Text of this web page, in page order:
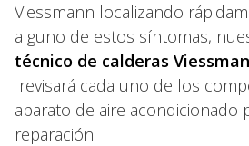
Viessmann localizando
alguno de estos síntomas,
técnico de calderas
revisará cada uno de los
aparato de aire acondicionado
reparación: